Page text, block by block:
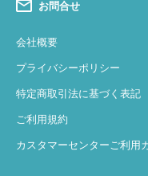
お問合せ
会社概要
プライバシーポリシー
特定商取引法に基づく表記
ご利用規約
カスタマーセンターご利用